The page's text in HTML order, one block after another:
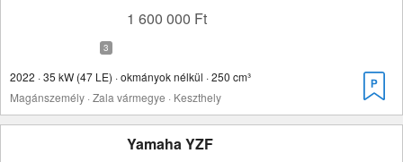
1 600 000 Ft
2022 · 35 kW (47 LE) · okmányok nélkül · 250 cm³
Magánszemély · Zala vármegye · Keszthely
Yamaha YZF